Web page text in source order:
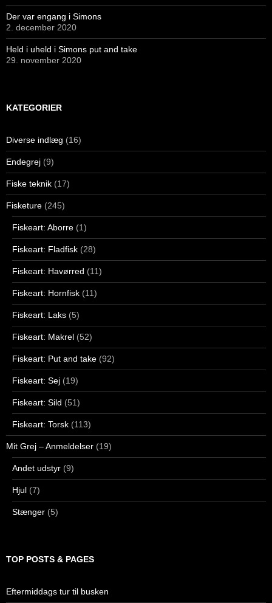
Der var engang i Simons
2. december 2020
Held i uheld i Simons put and take
29. november 2020
KATEGORIER
Diverse indlæg (16)
Endegrej (9)
Fiske teknik (17)
Fisketure (245)
Fiskeart: Aborre (1)
Fiskeart: Fladfisk (28)
Fiskeart: Havørred (11)
Fiskeart: Hornfisk (11)
Fiskeart: Laks (5)
Fiskeart: Makrel (52)
Fiskeart: Put and take (92)
Fiskeart: Sej (19)
Fiskeart: Sild (51)
Fiskeart: Torsk (113)
Mit Grej – Anmeldelser (19)
Andet udstyr (9)
Hjul (7)
Stænger (5)
TOP POSTS & PAGES
Eftermiddags tur til busken